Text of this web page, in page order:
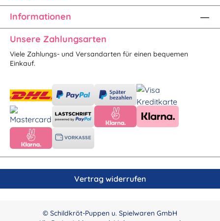
Informationen
Unsere Zahlungsarten
Viele Zahlungs- und Versandarten für einen bequemen
Einkauf.
Vertrag widerrufen
© Schildkröt-Puppen u. Spielwaren GmbH